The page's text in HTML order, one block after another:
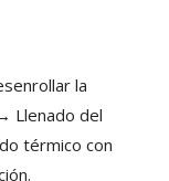
la
Llenado del
térmico con